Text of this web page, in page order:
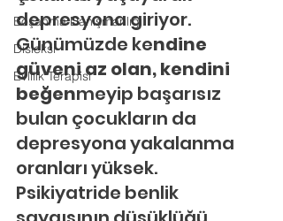
Boşanma Danışmanlığı
Disleksi
Evlilik Terapisi
depresyona giriyor.
Günümüzde kendine
güveni az olan, kendini
beğenmeyip başarısız
bulan çocukların da
depresyona yakalanma
oranları yüksek.
Psikiyatride benlik